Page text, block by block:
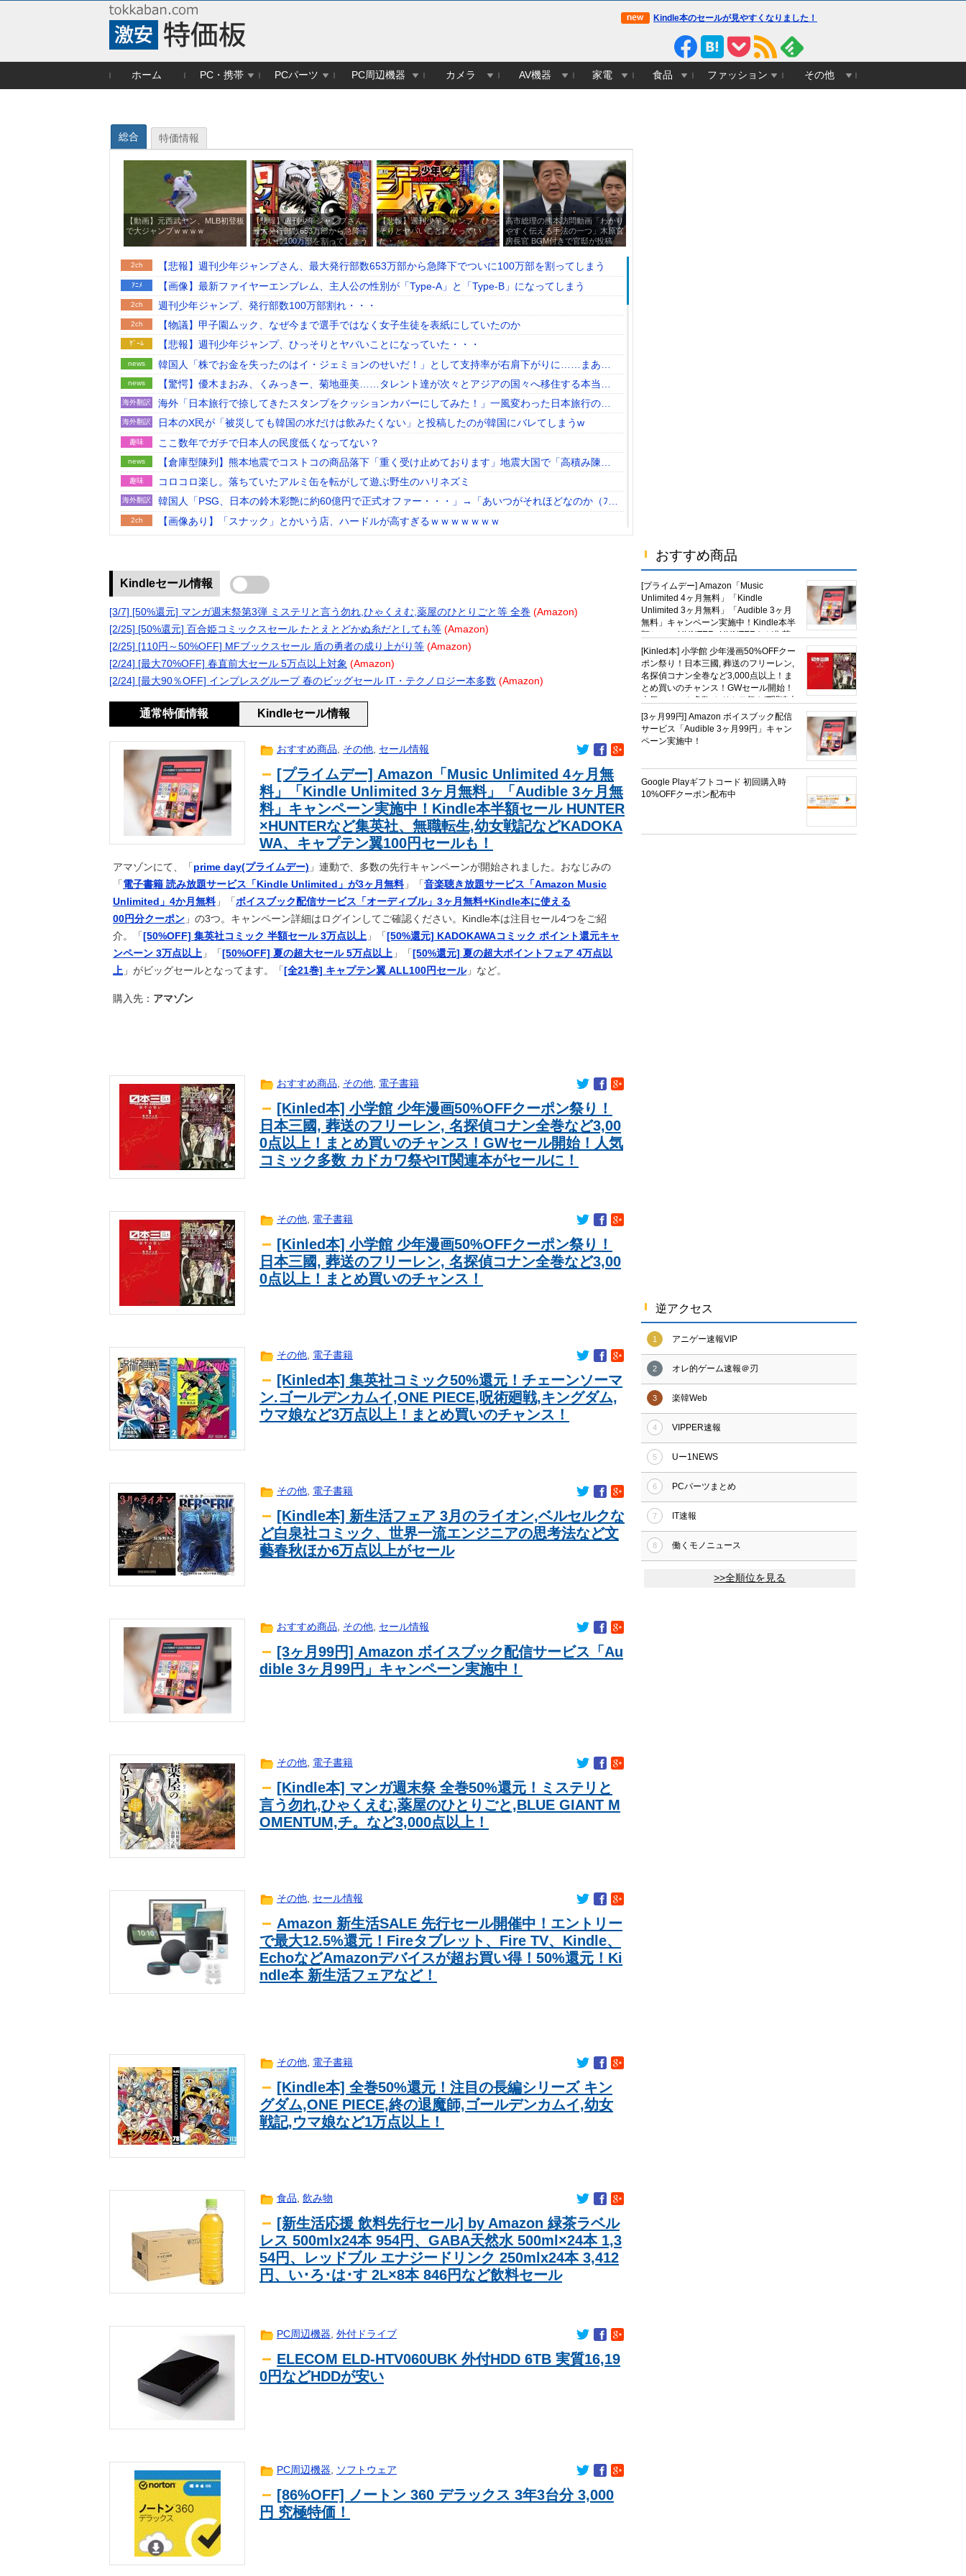
Kindle本のセールが見やすくなりました！
ホーム PC・携帯 PCパーツ PC周辺機器 カメラ AV機器 家電 食品 ファッション その他
総合 特価情報
【動画】元西武ヤン、MLB初登板
で大ジャンプｗｗｗｗ
【悲報】週刊少年ジャンプさん、
最大発行部数653万部から急降下
でついに100万部を割ってしまう
【悲報】週刊少年ジャンプ、ひっ
そりとヤバいことになってい
た・・・
高市総理の熊本訪問動画「わかり
やすく伝える手法の一つ」木原官
房長官 BGM付きで官邸が投稿
2ch 【悲報】週刊少年ジャンプさん、最大発行部数653万部から急降下でついに100万部を割ってしまう
ｱﾆﾒ 【画像】最新ファイヤーエンブレム、主人公の性別が「Type-A」と「Type-B」になってしまう
2ch 週刊少年ジャンプ、発行部数100万部割れ・・・
2ch 【物議】甲子園ムック、なぜ今まで選手ではなく女子生徒を表紙にしていたのか
ｹﾞｰﾑ 【悲報】週刊少年ジャンプ、ひっそりとヤバいことになっていた・・・
news
韓国人「株でお金を失ったのはイ・ジェミョンのせいだ！」として支持率が右肩下がりに……まあ、
本当にその側面があるので救えないんですが
news
【驚愕】優木まおみ、くみっきー、菊地亜美……タレント達が次々とアジアの国々へ移住する本当の
理由って何？
海外翻訳
海外「日本旅行で捺してきたスタンプをクッションカバーにしてみた！」一風変わった日本旅行の記
念品のアイディアに対する海外の反応
海外翻訳 日本のX民が「被災しても韓国の水だけは飲みたくない」と投稿したのが韓国にバレてしまうw
趣味 ここ数年でガチで日本人の民度低くなってない？
news
【倉庫型陳列】熊本地震でコストコの商品落下「重く受け止めております」地震大国で「高積み陳
列」が心配...IKEAにも聞いた
趣味 コロコロ楽し。落ちていたアルミ缶を転がして遊ぶ野生のハリネズミ
海外翻訳
韓国人「PSG、日本の鈴木彩艶に約60億円で正式オファー・・・」→「あいつがそれほどなのか（ﾌﾞﾙ
ﾌﾞﾙ）」「レギュラーとして出れるとは思わないけど、それでもやっぱり羨ましいね」
2ch 【画像あり】「スナック」とかいう店、ハードルが高すぎるｗｗｗｗｗｗｗ
news
「毎日、渋谷でデモが起きてる」と左派が心の拠り所にする動画、目撃者から総ツッコミを食らって
しまっており……
2ch
【悲報】町のお弁当屋さん「申し訳ないが消費税1%になったらその分商品代を値上げするわ」「うち
も！」
2ch
漫画を5000冊以上所持してるワイ、漫画ヲタクの友人に「ワンピースや鬼滅やスラムダンク持って
る」って聞かれ「読んでない」と答えた結果
2ch
広末涼子がTBS「THE TIME,」で地上波復帰 自身を変えた次男の言葉「ママのファンの人なら、知
りたいんじゃないか」
【人材獲得へ】ソウルで日本企業による就職イベント 就職難に苦しむ韓国の若者が日本に注目
news
【悲報】海外視察帰りの蔵内勇夫・福岡県議「ネパールは天国だった！」あまりの能天気発言で大炎
ｽﾎﾟｰﾂ
甲子園初・女性の審判員がデビュー 試合後に涙…「嬉しい気持ちと絶対失敗しちゃいけない、それ
【ポケスリ】食材とくいは59でとめてるが妥協だとしてもAAxはやめたほうがいいな…
生活
【修羅場】突然、中高の友人「H」から訴状が届いた私 → 夫と私、さらにいずれも同じ学校の生徒
で、クラス委員を務めた人たちが訴えられた → その理由が・・・
ｱﾆﾒ 【急募】ビールとレモンサワーにおすすめのおつまに
歯科衛生士「糸ようじだけではダメです。ちゃんとフロスしてね(怒」俺「マ、マジですか…」
なぜDLCは昔ほど「最初から入れとけ」と言われなくなったのか
【画像】半世紀以上前の母子手帳、迫真すぎて草
生活 【訃報】名探偵コナン声優が死去 → 今トンデモナイことになってる・・・
森保監督、パラグアイ戦の国歌斉唱で涙！中国人「尊敬に値する」「中国に彼のような使命感を持つ
人はいない」【海外の反応】
【速報】冨安がクリスタルパレスへ加入！！プレシーズン参加から本契約へ！
news 株式投資、若年男性の自信喪失の原因に… ６割超が「人生の敗者」自認か
ｹﾞｰﾑ 「ポケパーク カントー」初公開！600匹を超えるポケモンたちが暮らす世界が凄かった
海外翻訳 日本で婚活する韓国人男性が急増「日本の女性は優しい」【タイ人の反応】
再公開済み記事リスト（7月2日更新）
【評価】ホウオウデッキが活躍している！？
2ch 男性がスリムジーンズをピッタリ履いてるけど、その服装スタイルはどう？ｗｗｗ
英国人「ようこそ」冨安健洋、クリスタルパレス加入が決定的に！メディカル検査をパス！現地サポ
が歓迎！アーセナルファンも祝福！【海外の反応】
ｹﾞｰﾑ 【ウマ娘】ハフバは本当にタクトちゃん来るの？
ｹﾞｰﾑ 【ポケスリ】これ育てる？80まで食材補正1だから怖くて育ててないんだけど
【ウマ娘】たまにはジョーダンについて語ろう
ｽﾎﾟｰﾂ
セレッソ大阪がFCザンクトパウリからMFジャクソン・アーバインを完全移籍で獲得と発表 「チーム
がさらに良くなる手助けをしたいと思っています」
「育児に興味あるのかな？と思ってしまう」モデル・由布菜月 夫・上田綺世がW杯で不在中の“ワン
オペ育児”への苦言が物議
ｽﾎﾟｰﾂ 8季ぶりCLへローマが今夏4人目の補強…22歳のギリシャ代表DFを約31億円で獲得
news
【恐怖動画】反高市界隈「高市の取り巻きが、声を上げる被災地のおばちゃんに詰め寄ってるぅ！」
芸能 【日向坂46】月刊ジャイアンツ公式、重大告知！
海外翻訳 【衝撃】韓国の掲示板「原宿、アニメの実写化かよ」
news 【速報】日本共産党、沖縄県知事選で公職選挙法違反！！！ 110番通報されても辞全くめない件
海外翻訳 カナダ人「お前らの国で異性の服を着てたらどう思われる？」
ｽﾎﾟｰﾂ
【朗報】冨安健洋さん…もしパレスで大きな故障が無かったら、アーセナルのメディカルが悪かった
海外「これが文明か！」日本に比べて超石器時代だった英国に海外が大騒ぎ
ｹﾞｰﾑ 任天堂が「gamescom 2026」のラインナップを発表！
2ch なぁ、永久機関ってなんで絶対に作れないん？
ｱﾆﾒ 【ONE PIECE】空白の100年編の役者が揃う【世界の真実】
ｱﾆﾒ
X民「みいちゃん作者とダイアナが別人という言い分は無理があるんじゃない？」 バチャ豚
「！！！！」ｼｭﾊﾞﾊﾞﾊﾞﾊﾞ
芸能 【これで決定かな！？】ハロプロ恵体ランキングTOP10
韓国人「韓国で行われた日本に対する最新の好感度調査の結果がこちら…」→「どうしてこうなっ
た…？（ﾌﾞﾙﾌﾞﾙ」＝韓国の反応
趣味 【朗報】Amazonで「GANTZ」が全巻100円
石原夏織さん、７月にファンと行くハワイ旅行を企画してしまう・・・
生活
そんなに料理しない人がオイスター買うと全然減らなくて開封したまま消費期限きて使えなくなるん
だよな
ｱﾆﾒ アニメ監督「ラスボス戦かぁ……主題歌流して主人公が1番最初に習得した技でトドメ刺したろ」
趣味
【悲報】女さん、事故（全治4ヶ月半・車は廃車）でぶつけられた相手と付き合ってしまうｗｗｗｗｗ
news パヨさん「地震までイメージアップに使おうとする高市早苗。心の底から軽蔑します」
2ch 【悲報】広末涼子、活動再開後初の地上波出演「細々とお仕事と向き合っていけたら」
Kindleセール情報
[3/7] [50%還元] マンガ週末祭第3弾 ミステリと言う勿れ,ひゃくえむ,薬屋のひとりごと等 全巻 (Amazon)
[2/25] [50%還元] 百合姫コミックスセール たとえとどかぬ糸だとしても等 (Amazon)
[2/25] [110円～50%OFF] MFブックスセール 盾の勇者の成り上がり等 (Amazon)
[2/24] [最大70%OFF] 春直前大セール 5万点以上対象 (Amazon)
[2/24] [最大90％OFF] インプレスグループ 春のビッグセール IT・テクノロジー本多数 (Amazon)
通常特価情報 Kindleセール情報
おすすめ商品, その他, セール情報
[プライムデー] Amazon「Music Unlimited 4ヶ月無
料」「Kindle Unlimited 3ヶ月無料」「Audible 3ヶ月無
料」キャンペーン実施中！Kindle本半額セール HUNTER
×HUNTERなど集英社、無職転生,幼女戦記などKADOKA
WA、キャプテン翼100円セールも！
アマゾンにて、「 prime day(プライムデー) 」連動で、多数の先行キャンペーンが開始されました。おなじみの
「 電子書籍 読み放題サービス「Kindle Unlimited」が3ヶ月無料」「 音楽聴き放題サービス「Amazon Music
Unlimited」4か月無料」「 ボイスブック配信サービス「オーディブル」3ヶ月無料+Kindle本に使える
00円分クーポン 」の3つ。キャンペーン詳細はログインしてご確認ください。Kindle本は注目セール4つをご紹
介。「 [50%OFF] 集英社コミック 半額セール 3万点以上 」「 [50%還元] KADOKAWAコミック ポイント還元キャ
ンペーン 3万点以上 」「 [50%OFF] 夏の超大セール 5万点以上 」「 [50%還元] 夏の超大ポイントフェア 4万点以
上 」がビッグセールとなってます。「 [全21巻] キャプテン翼 ALL100円セール」など。
購入先： アマゾン
おすすめ商品, その他, 電子書籍
[Kinled本] 小学館 少年漫画50%OFFクーポン祭り！
日本三國, 葬送のフリーレン, 名探偵コナン全巻など3,00
0点以上！まとめ買いのチャンス！GWセール開始！人気
コミック多数 カドカワ祭やIT関連本がセールに！
その他, 電子書籍
[Kinled本] 小学館 少年漫画50%OFFクーポン祭り！
日本三國, 葬送のフリーレン, 名探偵コナン全巻など3,00
0点以上！まとめ買いのチャンス！
その他, 電子書籍
[Kinled本] 集英社コミック50%還元！チェーンソーマ
ン.ゴールデンカムイ,ONE PIECE,呪術廻戦,キングダム,
ウマ娘など3万点以上！まとめ買いのチャンス！
その他, 電子書籍
[Kindle本] 新生活フェア 3月のライオン,ベルセルクな
ど白泉社コミック、世界一流エンジニアの思考法など文
藝春秋ほか6万点以上がセール
おすすめ商品, その他, セール情報
[3ヶ月99円] Amazon ボイスブック配信サービス「Au
dible 3ヶ月99円」キャンペーン実施中！
その他, 電子書籍
[Kindle本] マンガ週末祭 全巻50%還元！ミステリと
言う勿れ,ひゃくえむ,薬屋のひとりごと,BLUE GIANT M
OMENTUM,チ。など3,000点以上！
その他, セール情報
Amazon 新生活SALE 先行セール開催中！エントリー
で最大12.5%還元！Fireタブレット、Fire TV、Kindle、
EchoなどAmazonデバイスが超お買い得！50%還元！Ki
ndle本 新生活フェアなど！
その他, 電子書籍
[Kindle本] 全巻50%還元！注目の長編シリーズ キン
グダム,ONE PIECE,終の退魔師,ゴールデンカムイ,幼女
戦記,ウマ娘など1万点以上！
食品, 飲み物
[新生活応援 飲料先行セール] by Amazon 緑茶ラベル
レス 500mlx24本 954円、GABA天然水 500ml×24本 1,3
54円、レッドブル エナジードリンク 250mlx24本 3,412
円、い･ろ･は･す 2L×8本 846円など飲料セール
PC周辺機器, 外付ドライブ
ELECOM ELD-HTV060UBK 外付HDD 6TB 実質16,19
0円などHDDが安い
PC周辺機器, ソフトウェア
[86%OFF] ノートン 360 デラックス 3年3台分 3,000
円 究極特価！
おすすめ商品
[プライムデー] Amazon「Music
Unlimited 4ヶ月無料」「Kindle
Unlimited 3ヶ月無料」「Audible 3ヶ月
無料」キャンペーン実施中！Kindle本半
額セール HUNTER×HUNTERなど集英
社、無職転生,幼女戦記など
KADOKAWA、キャプテン翼100円セー
ルも！
[Kinled本] 小学館 少年漫画50%OFFクー
ポン祭り！日本三國, 葬送のフリーレン,
名探偵コナン全巻など3,000点以上！ま
とめ買いのチャンス！GWセール開始！
人気コミック多数 カドカワ祭やIT関連本
がセールに！
[3ヶ月99円] Amazon ボイスブック配信
サービス「Audible 3ヶ月99円」キャン
ペーン実施中！
Google Playギフトコード 初回購入時
10%OFFクーポン配布中
逆アクセス
1 アニゲー速報VIP
2 オレ的ゲーム速報＠刃
3 楽韓Web
4 VIPPER速報
5 Uー1NEWS
6 PCパーツまとめ
7 IT速報
8 働くモノニュース
>>全順位を見る